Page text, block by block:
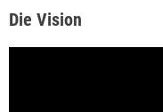
Die Vision